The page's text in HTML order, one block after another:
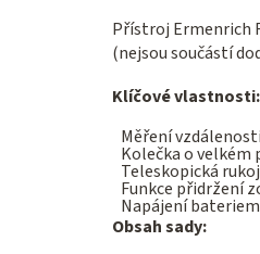
Přístroj Ermenrich
(nejsou součástí
Klíčové vlastnosti:
Měření
Kolečka o
Teleskopická
Funkce přidržení
Napájení
Obsah sady: